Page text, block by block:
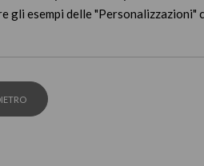
gli esempi delle "Personalizzazioni"